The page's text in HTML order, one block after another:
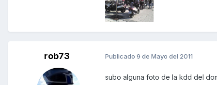
rob73 Publicado 9 de Mayo del 2011
subo alguna foto de la kdd del